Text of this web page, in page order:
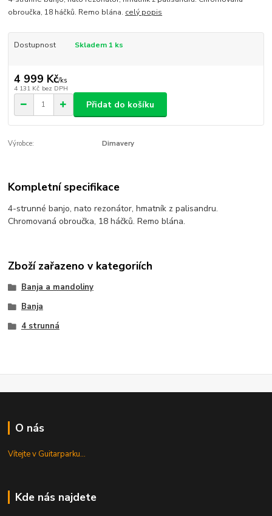
obroučka, 18 háčků. Remo blána. celý popis
Dostupnost Skladem 1 ks
4 999 Kč/ks
4 131 Kč bez DPH
Přidat do košíku
Výrobce: Dimavery
Kompletní specifikace
4-strunné banjo, nato rezonátor, hmatník z palisandru.
Chromovaná obroučka, 18 háčků. Remo blána.
Zboží zařazeno v kategoriích
Banja a mandoliny
Banja
4 strunná
O nás
Vítejte v Guitarparku...
Kde nás najdete